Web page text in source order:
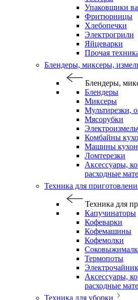
Упаковщики
Фритюрницы
Хлебопечки
Электрогрили
Яйцеварки
Прочая
Блендеры, миксеры,
Блендеры,
Блендеры
Миксеры
Мультирезки,
Мясорубки
Комбайны
Машины
Ломтерезки
Аксессуары,
расходные
Техника для
Техника для
Капучинаторы
Кофеварки
Кофемашины
Кофемолки
Термопоты
Аксессуары,
расходные
Техника для уборки